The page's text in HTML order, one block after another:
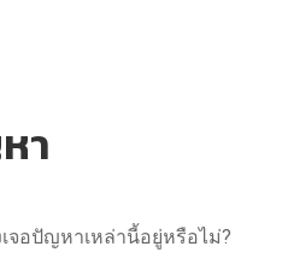
า
อปัญหาเหล่านี้อยู่หรือไม่?